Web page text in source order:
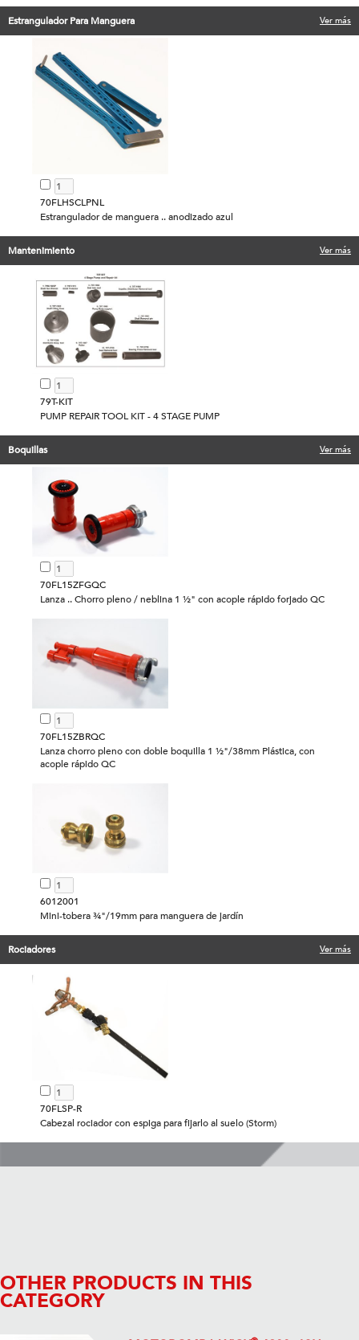
Estrangulador Para Manguera Ver más
70FLHSCLPNL
Estrangulador de manguera .. anodizado azul
Mantenimiento Ver más
79T-KIT
PUMP REPAIR TOOL KIT - 4 STAGE PUMP
Boquillas Ver más
70FL15ZFGQC
Lanza .. Chorro pleno / neblina 1 ½" con acople rápido forjado QC
70FL15ZBRQC
Lanza chorro pleno con doble boquilla 1 ½"/38mm Plástica, con
acople rápido QC
6012001
Mini-tobera ¾"/19mm para manguera de jardín
Rociadores Ver más
70FLSP-R
Cabezal rociador con espiga para fijarlo al suelo (Storm)
OTHER PRODUCTS IN THIS
CATEGORY